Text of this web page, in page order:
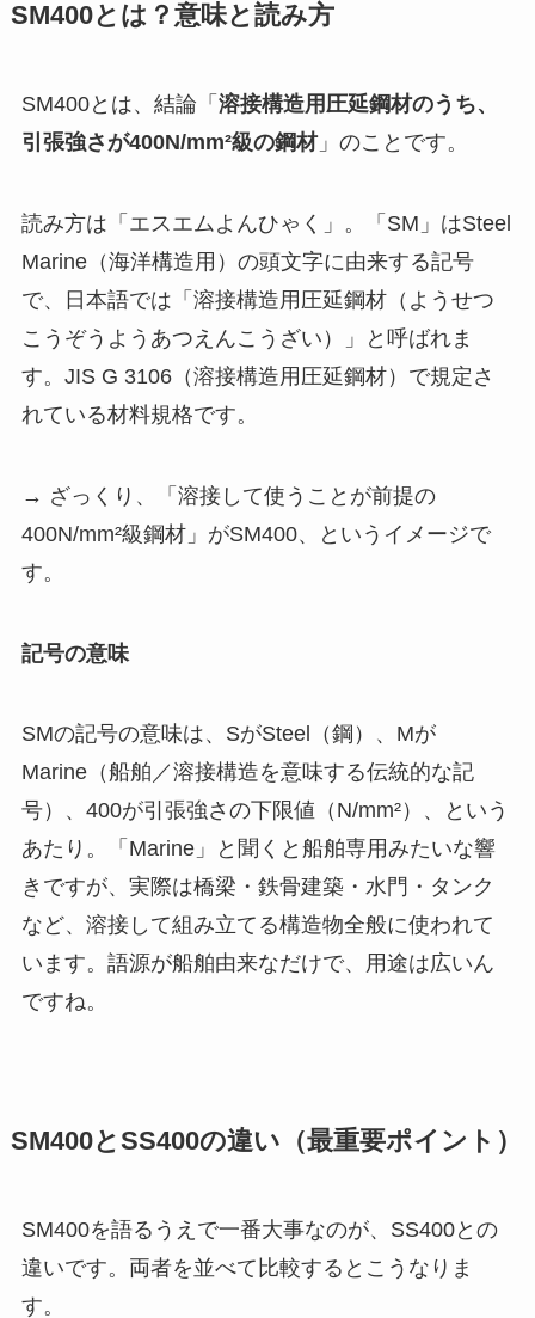
SM400とは？意味と読み方
SM400とは、結論「 溶接構造用圧延鋼材のうち、
引張強さが400N/mm²級の鋼材」のことです。
読み方は「エスエムよんひゃく」。「SM」はSteel
Marine（海洋構造用）の頭文字に由来する記号
で、日本語では「溶接構造用圧延鋼材（ようせつ
こうぞうようあつえんこうざい）」と呼ばれま
す。JIS G 3106（溶接構造用圧延鋼材）で規定さ
れている材料規格です。
→ ざっくり、「溶接して使うことが前提の
400N/mm²級鋼材」がSM400、というイメージで
す。
記号の意味
SMの記号の意味は、SがSteel（鋼）、Mが
Marine（船舶／溶接構造を意味する伝統的な記
号）、400が引張強さの下限値（N/mm²）、という
あたり。「Marine」と聞くと船舶専用みたいな響
きですが、実際は橋梁・鉄骨建築・水門・タンク
など、溶接して組み立てる構造物全般に使われて
います。語源が船舶由来なだけで、用途は広いん
ですね。
SM400とSS400の違い（最重要ポイント）
SM400を語るうえで一番大事なのが、SS400との
違いです。両者を並べて比較するとこうなりま
す。